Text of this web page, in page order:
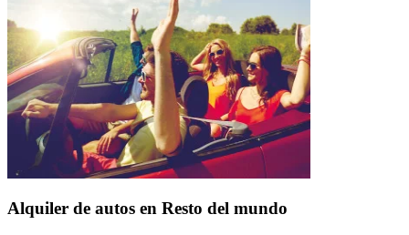
Alquiler de autos en Resto del mundo